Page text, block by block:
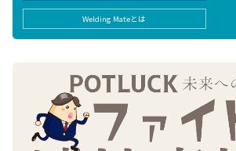
Welding Mateとは